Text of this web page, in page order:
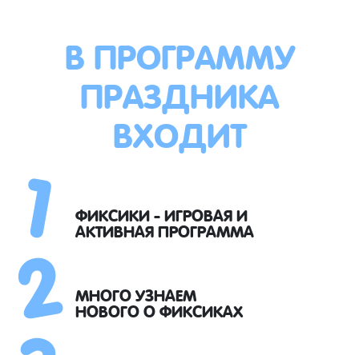
В ПРОГРАММУ
ПРАЗДНИКА
ВХОДИТ
ФИКСИКИ - ИГРОВАЯ И
АКТИВНАЯ ПРОГРАММА
МНОГО УЗНАЕМ
НОВОГО О ФИКСИКАХ